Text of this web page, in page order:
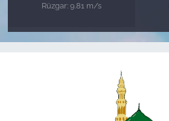
Rüzgar: 9.81 m/s